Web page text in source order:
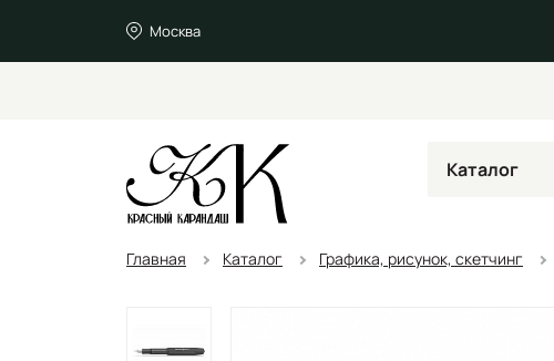
Москва
Каталог
Главная Каталог Графика, рисунок, скетчинг